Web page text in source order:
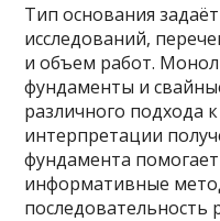
Тип основания
исследований,
и объем работ.
фундаменты и
различного подхода
интерпретации
фундамента
информативные
последовательность